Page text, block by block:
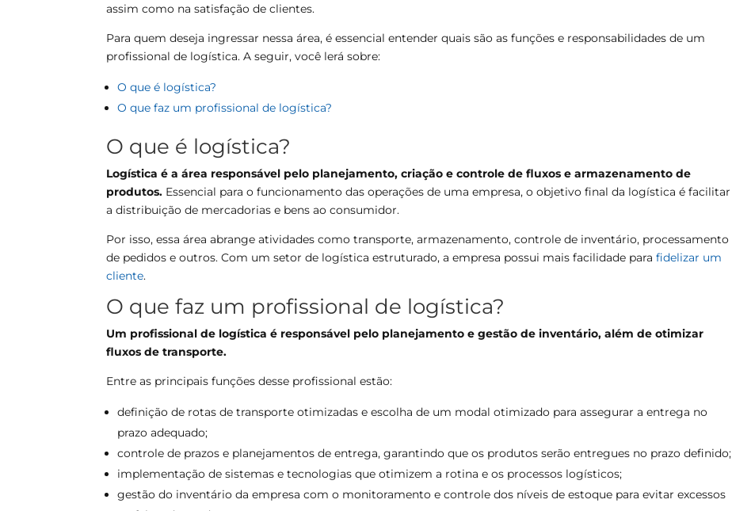
assim como na satisfação de clientes.
Para quem deseja ingressar nessa área, é essencial entender quais são as funções e responsabilidades de um
profissional de logística. A seguir, você lerá sobre:
O que é logística?
O que faz um profissional de logística?
O que é logística?
Logística é a área responsável pelo planejamento, criação e controle de fluxos e armazenamento de
produtos. Essencial para o funcionamento das operações de uma empresa, o objetivo final da logística é facilitar
a distribuição de mercadorias e bens ao consumidor.
Por isso, essa área abrange atividades como transporte, armazenamento, controle de inventário, processamento
de pedidos e outros. Com um setor de logística estruturado, a empresa possui mais facilidade parafidelizar um
cliente.
O que faz um profissional de logística?
Um profissional de logística é responsável pelo planejamento e gestão de inventário, além de otimizar
fluxos de transporte.
Entre as principais funções desse profissional estão:
definição de rotas de transporte otimizadas e escolha de um modal otimizado para assegurar a entrega no
prazo adequado;
controle de prazos e planejamentos de entrega, garantindo que os produtos serão entregues no prazo definido;
implementação de sistemas e tecnologias que otimizem a rotina e os processos logísticos;
gestão do inventário da empresa com o monitoramento e controle dos níveis de estoque para evitar excessos